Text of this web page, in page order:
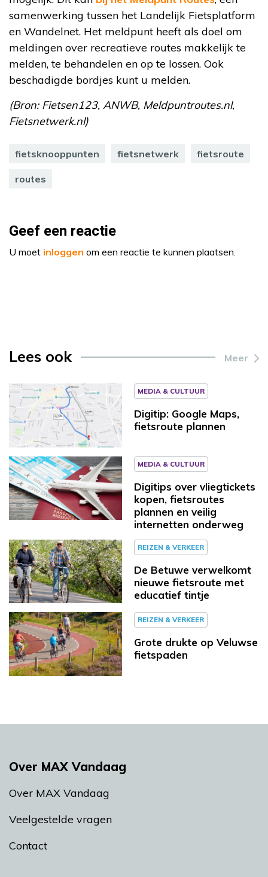
samenwerking tussen het Landelijk Fietsplatform
en Wandelnet. Het meldpunt heeft als doel om
meldingen over recreatieve routes makkelijk te
melden, te behandelen en op te lossen. Ook
beschadigde bordjes kunt u melden.
(Bron: Fietsen123, ANWB, Meldpuntroutes.nl,
Fietsnetwerk.nl)
fietsknooppunten fietsnetwerk fietsroute
routes
Geef een reactie
U moet inloggen om een reactie te kunnen plaatsen.
Lees ook Meer
MEDIA & CULTUUR
Digitip: Google Maps,
fietsroute plannen
MEDIA & CULTUUR
Digitips over vliegtickets
kopen, fietsroutes
plannen en veilig
internetten onderweg
REIZEN & VERKEER
De Betuwe verwelkomt
nieuwe fietsroute met
educatief tintje
REIZEN & VERKEER
Grote drukte op Veluwse
fietspaden
Over MAX Vandaag
Over MAX Vandaag
Veelgestelde vragen
Contact